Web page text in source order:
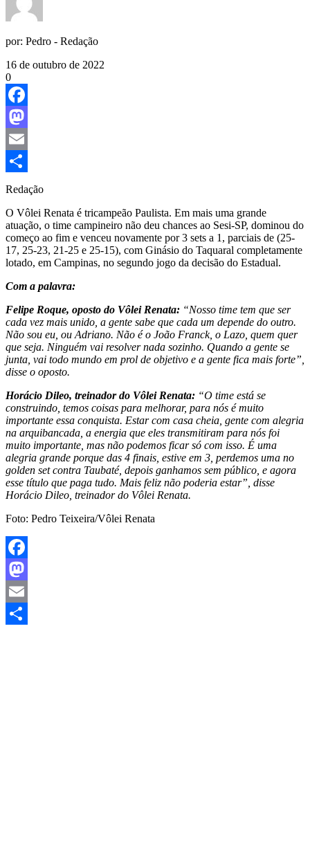
por: Pedro - Redação
16 de outubro de 2022
0
Facebook
Mastodon
Email
Share
Redação
O Vôlei Renata é tricampeão Paulista. Em mais uma grande
atuação, o time campineiro não deu chances ao Sesi-SP, dominou do
começo ao fim e venceu novamente por 3 sets a 1, parciais de (25-
17, 25-23, 21-25 e 25-15), com Ginásio do Taquaral completamente
lotado, em Campinas, no segundo jogo da decisão do Estadual.
Com a palavra:
Felipe Roque, oposto do Vôlei Renata: “Nosso time tem que ser
cada vez mais unido, a gente sabe que cada um depende do outro.
Não sou eu, ou Adriano. Não é o João Franck, o Lazo, quem quer
que seja. Ninguém vai resolver nada sozinho. Quando a gente se
junta, vai todo mundo em prol de objetivo e a gente fica mais forte”,
disse o oposto.
Horácio Dileo, treinador do Vôlei Renata: “O time está se
construindo, temos coisas para melhorar, para nós é muito
importante essa conquista. Estar com casa cheia, gente com alegria
na arquibancada, a energia que eles transmitiram para nós foi
muito importante, mas não podemos ficar só com isso. É uma
alegria grande porque das 4 finais, estive em 3, perdemos uma no
golden set contra Taubaté, depois ganhamos sem público, e agora
esse título que paga tudo. Mais feliz não poderia estar”, disse
Horácio Dileo, treinador do Vôlei Renata.
Foto: Pedro Teixeira/Vôlei Renata
Facebook
Mastodon
Email